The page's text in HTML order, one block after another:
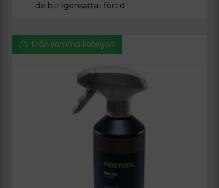
de blir igensatta i förtid
Från samma kategori